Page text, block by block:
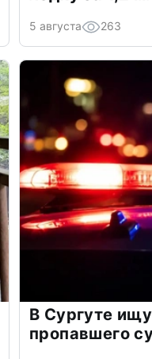
5 августа 263
В Сургуте
пропавшего